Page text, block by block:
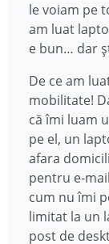
le voiam pe
am luat
e bun… dar
De ce am
mobilitate!
că îmi luam
pe el, un
afara
pentru e-
cum nu îmi
limitat la un
post de